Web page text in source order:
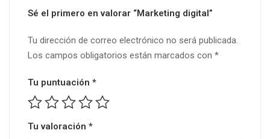
Sé el primero en valorar “Marketing digital”
Tu dirección de correo electrónico no será publicada.
Los campos obligatorios están marcados con *
Tu puntuación *
Tu valoración *